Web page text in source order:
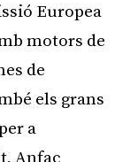
Europea
motors de
de
els grans
a
Anfac